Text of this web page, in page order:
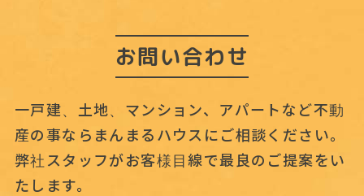
お問い合わせ
一戸建、土地、マンション、アパートなど不動
産の事なら まんまるハウスにご相談ください。
弊社スタッフがお客様目線で最良のご提案をい
たします。